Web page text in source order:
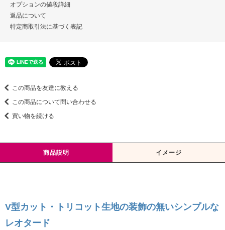
オプションの値段詳細
返品について
特定商取引法に基づく表記
この商品を友達に教える
この商品について問い合わせる
買い物を続ける
商品説明 イメージ
V型カット・トリコット生地の装飾の無いシンプルな
レオタード